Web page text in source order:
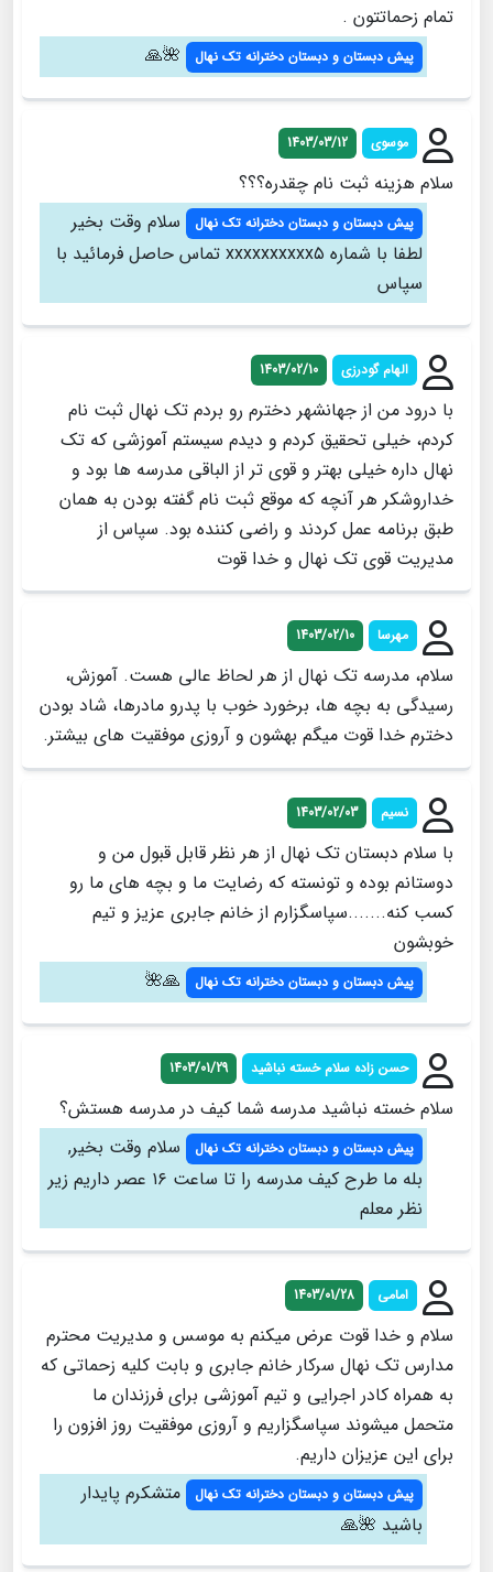
تمام زحماتتون .
پیش دبستان و دبستان دخترانه تک نهال 🌺🙏
موسوی 1403/03/12
سلام هزینه ثبت نام چقدره؟؟؟
پیش دبستان و دبستان دخترانه تک نهال
سلام وقت بخیر
لطفا با شماره xxxxxxxxxx۵ تماس حاصل فرمائید با
سپاس
الهام گودرزی 1403/02/10
با درود من از جهانشهر دخترم رو بردم تک نهال ثبت نام
کردم، خیلی تحقیق کردم و دیدم سیستم آموزشی که تک
نهال داره خیلی بهتر و قوی تر از الباقی مدرسه ها بود و
خداروشکر هر آنچه که موقع ثبت نام گفته بودن به همان
طبق برنامه عمل کردند و راضی کننده بود. سپاس از
مدیریت قوی تک نهال و خدا قوت
مهرسا 1403/02/10
سلام، مدرسه تک نهال از هر لحاظ عالی هست. آموزش،
رسیدگی به بچه ها، برخورد خوب با پدرو مادرها، شاد بودن
دخترم خدا قوت میگم بهشون و آروزی موفقیت های بیشتر.
نسیم 1403/02/03
با سلام دبستان تک نهال از هر نظر قابل قبول من و
دوستانم بوده و تونسته که رضایت ما و بچه های ما رو
کسب کنه.......سپاسگزارم از خانم جابری عزیز و تیم
خوبشون
پیش دبستان و دبستان دخترانه تک نهال 🙏🌺
حسن زاده سلام خسته نباشید 1403/01/29
سلام خسته نباشید مدرسه شما کیف در مدرسه هستش؟
پیش دبستان و دبستان دخترانه تک نهال
سلام وقت بخیر,
بله ما طرح کیف مدرسه را تا ساعت ۱۶ عصر داریم زیر
نظر معلم
امامی 1403/01/28
سلام و خدا قوت عرض میکنم به موسس و مدیریت محترم
مدارس تک نهال سرکار خانم جابری و بابت کلیه زحماتی که
به همراه کادر اجرایی و تیم آموزشی برای فرزندان ما
متحمل میشوند سپاسگزاریم و آروزی موفقیت روز افزون را
برای این عزیزان داریم.
پیش دبستان و دبستان دخترانه تک نهال
متشکرم پایدار
باشید 🌺🙏